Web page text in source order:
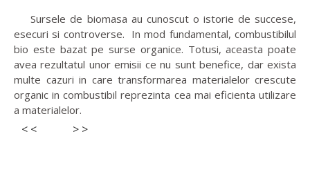
Sursele de biomasa au cunoscut o istorie de succese,
esecuri si controverse. In mod fundamental, combustibilul
bio este bazat pe surse organice. Totusi, aceasta poate
avea rezultatul unor emisii ce nu sunt benefice, dar exista
multe cazuri in care transformarea materialelor crescute
organic in combustibil reprezinta cea mai eficienta utilizare
a materialelor.
< < > >